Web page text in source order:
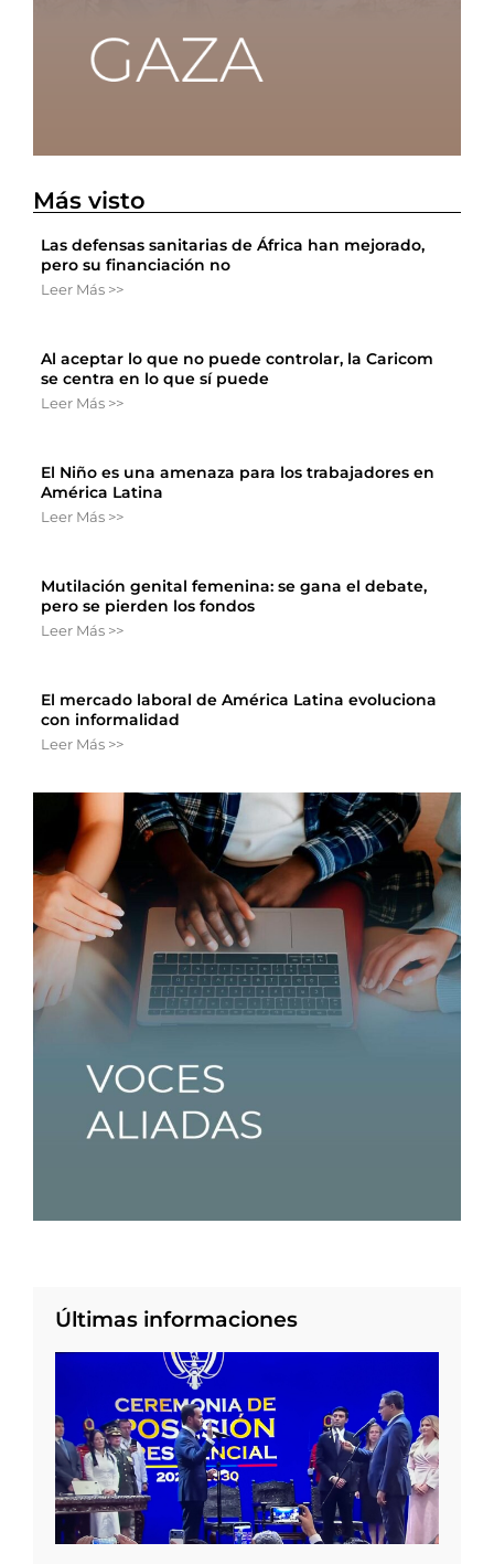
Más visto
Las defensas sanitarias de África han mejorado,
pero su financiación no
Leer Más >>
Al aceptar lo que no puede controlar, la Caricom
se centra en lo que sí puede
Leer Más >>
El Niño es una amenaza para los trabajadores en
América Latina
Leer Más >>
Mutilación genital femenina: se gana el debate,
pero se pierden los fondos
Leer Más >>
El mercado laboral de América Latina evoluciona
con informalidad
Leer Más >>
Últimas informaciones